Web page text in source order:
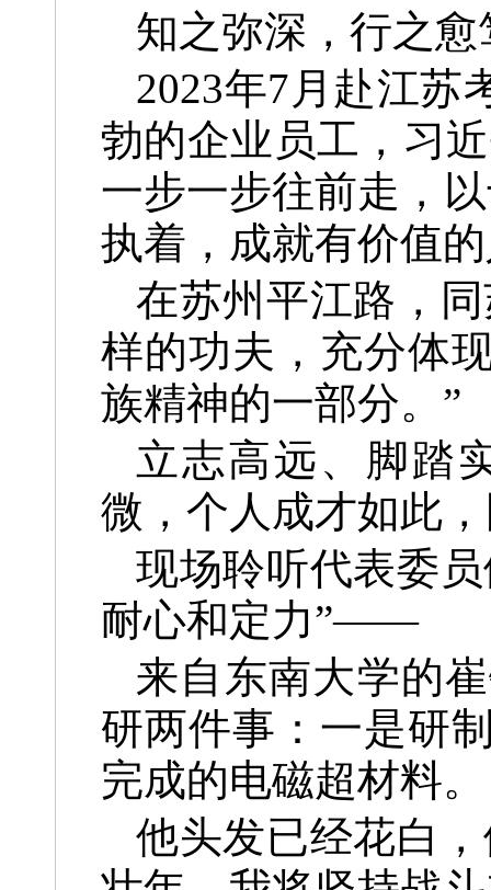
知之弥深，行之愈
2023年7月赴江苏
勃的企业员工，习
一步一步往前走，
执着，成就有价值
在苏州平江路，
样的功夫，充分体
族精神的一部分。”
立志高远、脚踏
微，个人成才如此
现场聆听代表委
耐心和定力”——
来自东南大学的
研两件事：一是研
完成的电磁超材料。
他头发已经花白